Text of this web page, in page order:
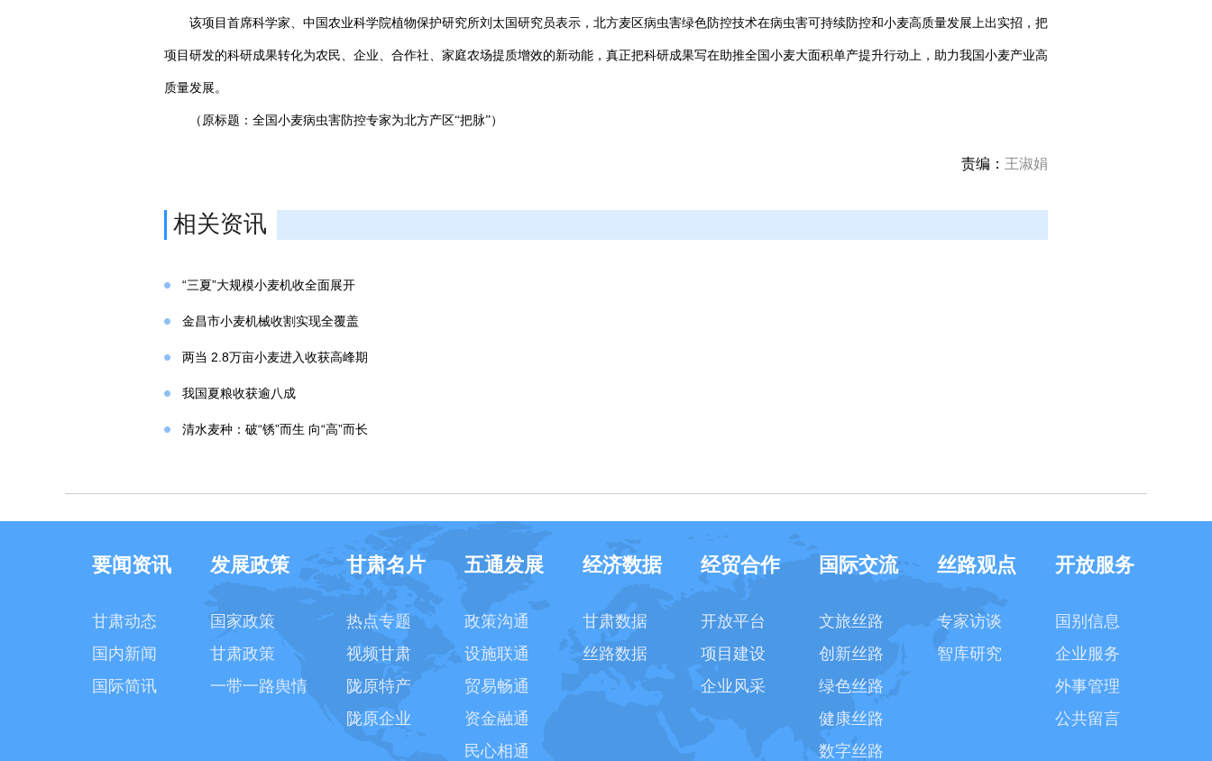
该项目首席科学家、中国农业科学院植物保护研究所刘太国研究员表示，北方麦区病虫害绿色防控技术在病虫害可持续防控和小麦高质量发展上出实招，把
项目研发的科研成果转化为农民、企业、合作社、家庭农场提质增效的新动能，真正把科研成果写在助推全国小麦大面积单产提升行动上，助力我国小麦产业高
质量发展。
（原标题：全国小麦病虫害防控专家为北方产区“把脉”）
责编： 王淑娟
相关资讯
“三夏”大规模小麦机收全面展开
金昌市小麦机械收割实现全覆盖
两当 2.8万亩小麦进入收获高峰期
我国夏粮收获逾八成
清水麦种：破“锈”而生 向“高”而长
要闻资讯
甘肃动态
国内新闻
国际简讯
发展政策
国家政策
甘肃政策
一带一路舆情
甘肃名片
热点专题
视频甘肃
陇原特产
陇原企业
五通发展
政策沟通
设施联通
贸易畅通
资金融通
民心相通
经济数据
甘肃数据
丝路数据
经贸合作
开放平台
项目建设
企业风采
国际交流
文旅丝路
创新丝路
绿色丝路
健康丝路
数字丝路
丝路观点
专家访谈
智库研究
开放服务
国别信息
企业服务
外事管理
公共留言